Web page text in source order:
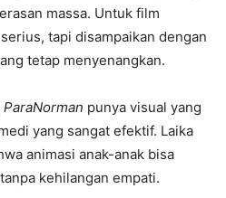
massa. Untuk film
tapi disampaikan dengan
tetap menyenangkan.
ParaNorman punya visual yang
yang sangat efektif. Laika
animasi anak-anak bisa
kehilangan empati.